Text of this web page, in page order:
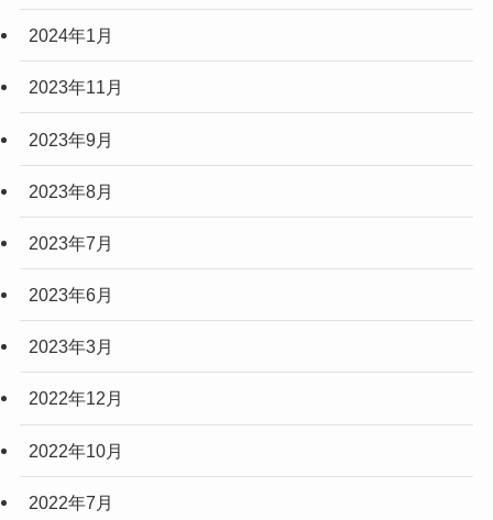
2024年1月
2023年11月
2023年9月
2023年8月
2023年7月
2023年6月
2023年3月
2022年12月
2022年10月
2022年7月